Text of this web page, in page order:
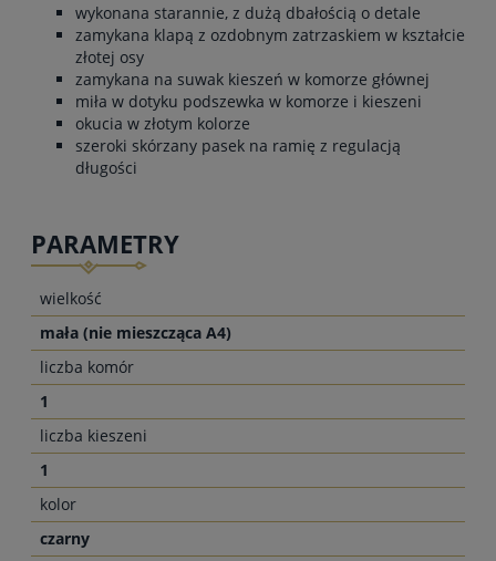
wykonana starannie, z dużą dbałością o detale
zamykana klapą z ozdobnym zatrzaskiem w kształcie
złotej osy
zamykana na suwak kieszeń w komorze głównej
miła w dotyku podszewka w komorze i kieszeni
okucia w złotym kolorze
szeroki skórzany pasek na ramię z regulacją
długości
PARAMETRY
wielkość
mała (nie mieszcząca A4)
liczba komór
1
liczba kieszeni
1
kolor
czarny